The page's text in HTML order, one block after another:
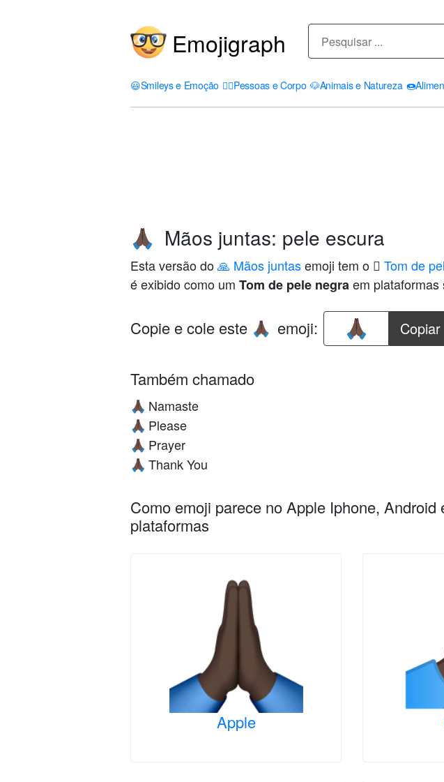
Emojigraph
😃Smileys e Emoção 🤦‍♀️Pessoas e Corpo 🐶Animais e Natureza 🍩
🙏🏿 Mãos juntas: pele escura
Esta versão do🙏 Mãos juntasemoji tem o 🏿 Tom de
é exibido como um Tom de pele negraem plataformas
Copie e cole este 🙏🏿 emoji: Copiar
Também chamado
🙏🏿 Namaste
🙏🏿 Please
🙏🏿 Prayer
🙏🏿 Thank You
Como emoji parece no Apple Iphone, Android
plataformas
Apple